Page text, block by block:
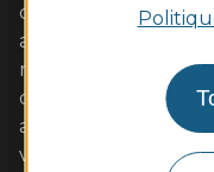
d'activités de pleine
aux enfants. Les
restaurants de
d'Ancenis, poisson
accompagnées de
vous séduiront à